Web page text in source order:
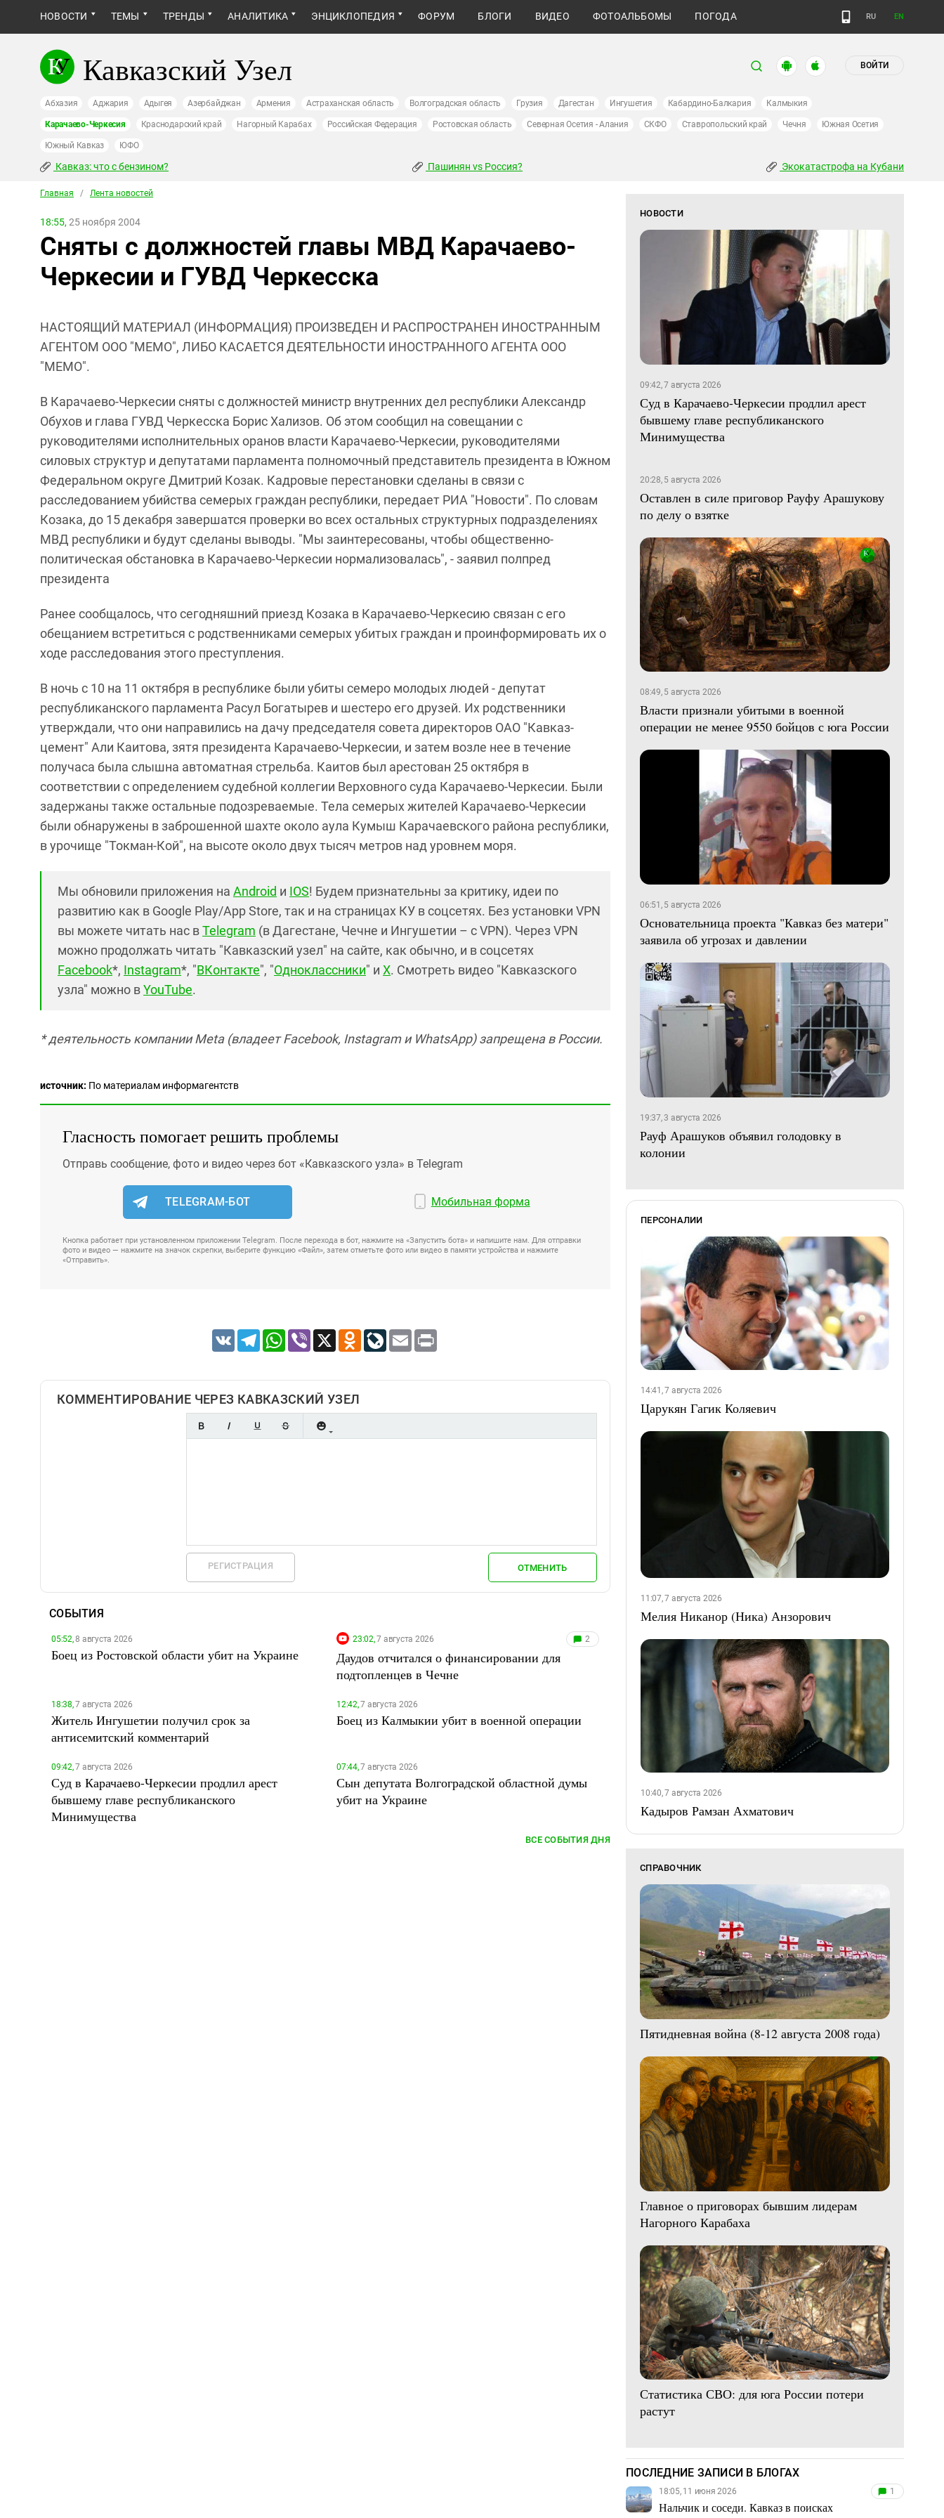
НОВОСТИ ТЕМЫ ТРЕНДЫ АНАЛИТИКА ЭНЦИКЛОПЕДИЯ ФОРУМ БЛОГИ ВИДЕО ФОТОАЛЬБОМЫ ПОГОДА RU EN
Кавказский Узел ВОЙТИ
Абхазия Аджария Адыгея Азербайджан Армения Астраханская область Волгоградская область Грузия Дагестан Ингушетия Кабардино-Балкария Калмыкия
Карачаево-Черкесия Краснодарский край Нагорный Карабах Российская Федерация Ростовская область Северная Осетия - Алания СКФО Ставропольский край Чечня Южная Осетия
Южный Кавказ ЮФО
Кавказ: что с бензином? Пашинян vs Россия? Экокатастрофа на Кубани
Главная / Лента новостей
18:55, 25 ноября 2004
Сняты с должностей главы МВД Карачаево-
Черкесии и ГУВД Черкесска
НАСТОЯЩИЙ МАТЕРИАЛ (ИНФОРМАЦИЯ) ПРОИЗВЕДЕН И РАСПРОСТРАНЕН ИНОСТРАННЫМ
АГЕНТОМ ООО "МЕМО", ЛИБО КАСАЕТСЯ ДЕЯТЕЛЬНОСТИ ИНОСТРАННОГО АГЕНТА ООО
"МЕМО".
В Карачаево-Черкесии сняты с должностей министр внутренних дел республики Александр
Обухов и глава ГУВД Черкесска Борис Хализов. Об этом сообщил на совещании с
руководителями исполнительных оранов власти Карачаево-Черкесии, руководителями
силовых структур и депутатами парламента полномочный представитель президента в Южном
Федеральном округе Дмитрий Козак. Кадровые перестановки сделаны в связи с
расследованием убийства семерых граждан республики, передает РИА "Новости". По словам
Козака, до 15 декабря завершатся проверки во всех остальных структурных подразделениях
МВД республики и будут сделаны выводы. "Мы заинтересованы, чтобы общественно-
политическая обстановка в Карачаево-Черкесии нормализовалась", - заявил полпред
президента
Ранее сообщалось, что сегодняшний приезд Козака в Карачаево-Черкесию связан с его
обещанием встретиться с родственниками семерых убитых граждан и проинформировать их о
ходе расследования этого преступления.
В ночь с 10 на 11 октября в республике были убиты семеро молодых людей - депутат
республиканского парламента Расул Богатырев и шестеро его друзей. Их родственники
утверждали, что они направились на дачу председателя совета директоров ОАО "Кавказ-
цемент" Али Каитова, зятя президента Карачаево-Черкесии, и затем возле нее в течение
получаса была слышна автоматная стрельба. Каитов был арестован 25 октября в
соответствии с определением судебной коллегии Верховного суда Карачаево-Черкесии. Были
задержаны также остальные подозреваемые. Тела семерых жителей Карачаево-Черкесии
были обнаружены в заброшенной шахте около аула Кумыш Карачаевского района республики,
в урочище "Токман-Кой", на высоте около двух тысяч метров над уровнем моря.
Мы обновили приложения на Android и IOS! Будем признательны за критику, идеи по
развитию как в Google Play/App Store, так и на страницах КУ в соцсетях. Без установки VPN
вы можете читать нас вTelegram (в Дагестане, Чечне и Ингушетии – с VPN). Через VPN
можно продолжать читать "Кавказский узел" на сайте, как обычно, и в соцсетях
Facebook*, Instagram*, "ВКонтакте", "Одноклассники" и X. Смотреть видео "Кавказского
узла" можно вYouTube.
* деятельность компании Meta (владеет Facebook, Instagram и WhatsApp) запрещена в России.
источник: По материалам информагентств
Гласность помогает решить проблемы
Отправь сообщение, фото и видео через бот «Кавказского узла» в Telegram
TELEGRAM-БОТ Мобильная форма
Кнопка работает при установленном приложении Telegram. После перехода в бот, нажмите на «Запустить бота» и напишите нам. Для отправки
фото и видео — нажмите на значок скрепки, выберите функцию «Файл», затем отметьте фото или видео в памяти устройства и нажмите
«Отправить».
VK TelegramWhatsApp
Viber X Odnoklassniki
LiveJournal
Email
КОММЕНТИРОВАНИЕ ЧЕРЕЗ КАВКАЗСКИЙ УЗЕЛ
РЕГИСТРАЦИЯ ОТМЕНИТЬ
СОБЫТИЯ
05:52,8 августа 2026
Боец из Ростовской области убит на Украине
23:02,7 августа 2026 2
Даудов отчитался о финансировании для
подтопленцев в Чечне
18:38,7 августа 2026
Житель Ингушетии получил срок за
антисемитский комментарий
12:42,7 августа 2026
Боец из Калмыкии убит в военной операции
09:42,7 августа 2026
Суд в Карачаево-Черкесии продлил арест
бывшему главе республиканского
Минимущества
07:44,7 августа 2026
Сын депутата Волгоградской областной думы
убит на Украине
ВСЕ СОБЫТИЯ ДНЯ
НОВОСТИ
09:42, 7 августа 2026
Суд в Карачаево-Черкесии продлил арест
бывшему главе республиканского
Минимущества
20:28, 5 августа 2026
Оставлен в силе приговор Рауфу Арашукову
по делу о взятке
08:49, 5 августа 2026
Власти признали убитыми в военной
операции не менее 9550 бойцов с юга России
06:51, 5 августа 2026
Основательница проекта "Кавказ без матери"
заявила об угрозах и давлении
19:37, 3 августа 2026
Рауф Арашуков объявил голодовку в
колонии
ПЕРСОНАЛИИ
14:41, 7 августа 2026
Царукян Гагик Коляевич
11:07, 7 августа 2026
Мелия Никанор (Ника) Анзорович
10:40, 7 августа 2026
Кадыров Рамзан Ахматович
СПРАВОЧНИК
Пятидневная война (8-12 августа 2008 года)
Главное о приговорах бывшим лидерам
Нагорного Карабаха
Статистика СВО: для юга России потери
растут
ПОСЛЕДНИЕ ЗАПИСИ В БЛОГАХ
18:05, 11 июня 2026
Нальчик и соседи. Кавказ в поисках
1